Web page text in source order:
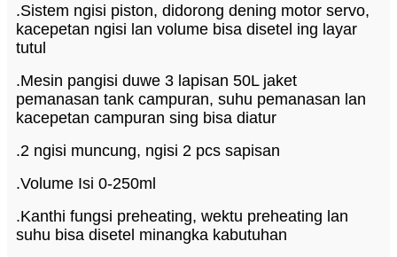
.Sistem ngisi piston, didorong dening motor servo,
kacepetan ngisi lan volume bisa disetel ing layar
tutul
.Mesin pangisi duwe 3 lapisan 50L jaket
pemanasan tank campuran, suhu pemanasan lan
kacepetan campuran sing bisa diatur
.2 ngisi muncung, ngisi 2 pcs sapisan
.Volume Isi 0-250ml
.Kanthi fungsi preheating, wektu preheating lan
suhu bisa disetel minangka kabutuhan